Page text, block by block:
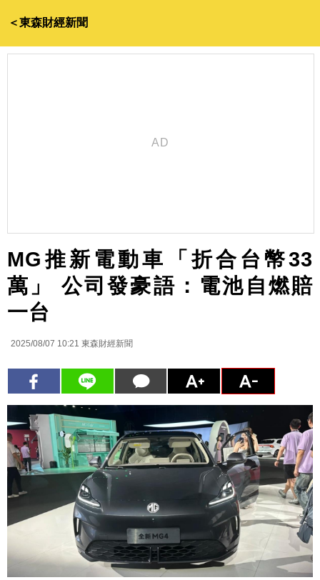
＜東森財經新聞
MG推新電動車「折合台幣33
萬」 公司發豪語：電池自燃賠
一台
2025/08/07 10:21 東森財經新聞